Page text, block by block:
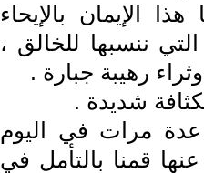
الإيمان بالإيحاء
ننسبها للخالق ،
رهيبة جبارة .
شديدة .
عدة مرات في اليوم
قمنا بالتأمل في